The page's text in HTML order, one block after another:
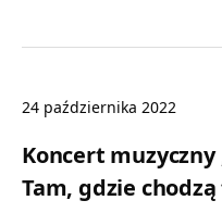
24 października 2022
Koncert muzyczny
Tam, gdzie